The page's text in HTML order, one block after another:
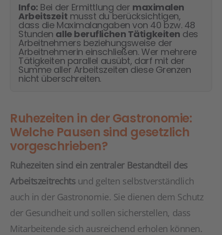
Info: Bei der Ermittlung der maximalen
Arbeitszeit musst du berücksichtigen,
dass die Maximalangaben von 40 bzw. 48
Stunden alle beruflichen Tätigkeiten des
Arbeitnehmers beziehungsweise der
Arbeitnehmerin einschließen. Wer mehrere
Tätigkeiten parallel ausübt, darf mit der
Summe aller Arbeitszeiten diese Grenzen
nicht überschreiten.
Ruhezeiten in der Gastronomie:
Welche Pausen sind gesetzlich
vorgeschrieben?
Ruhezeiten sind ein zentraler Bestandteil des
Arbeitszeitrechts und gelten selbstverständlich
auch in der Gastronomie. Sie dienen dem Schutz
der Gesundheit und sollen sicherstellen, dass
Mitarbeitende sich ausreichend erholen können.